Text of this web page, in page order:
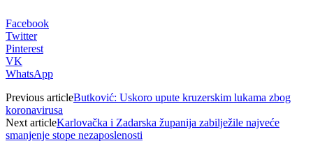
Facebook
Twitter
Pinterest
VK
WhatsApp
Previous articleButković: Uskoro upute kruzerskim lukama zbog
koronavirusa
Next articleKarlovačka i Zadarska županija zabilježile najveće
smanjenje stope nezaposlenosti